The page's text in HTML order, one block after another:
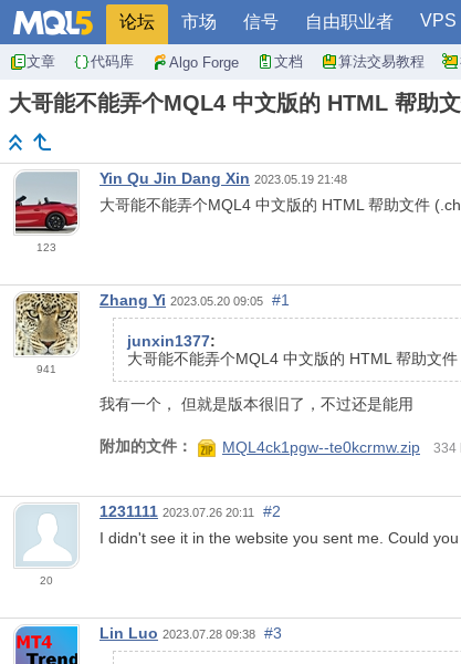
论坛 市场 信号 自由职业者 VPS
文章 代码库 Algo Forge 文档 算法交易教程
大哥能不能弄个MQL4 中文版的 HTML 帮助
123
Yin Qu Jin Dang Xin 2023.05.19 21:48
大哥能不能弄个MQL4 中文版的 HTML 帮助文件
941
Zhang Yi 2023.05.20 09:05 #1
junxin1377:
大哥能不能弄个MQL4 中文版的 HTML 帮助文
我有一个， 但就是版本很旧了，不过还是能用
附加的文件： MQL4ck1pgw--te0kcrmw.zip 334
20
1231111 2023.07.26 20:11
#2
I didn't see it in the website you sent me. Could
Lin Luo 2023.07.28 09:38 #3